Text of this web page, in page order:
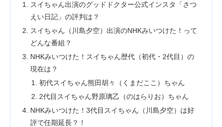
スイちゃん出演のグッドドクター公式インスタ「さつ
えい日記」の評判は？
スイちゃん（川島夕空）出演のNHKみいつけた！って
どんな番組？
NHKみいつけた！スイちゃん歴代（初代・2代目）の
現在は？
初代スイちゃん熊田胡々（くまだここ）ちゃん
2代目スイちゃん野原璃乙（のはらりお）ちゃん
NHKみいつけた！3代目スイちゃん（川島夕空）は好
評で任期延長？！